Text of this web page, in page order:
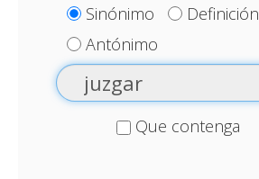
Sinónimo
Definición
Antónimo
Que contenga